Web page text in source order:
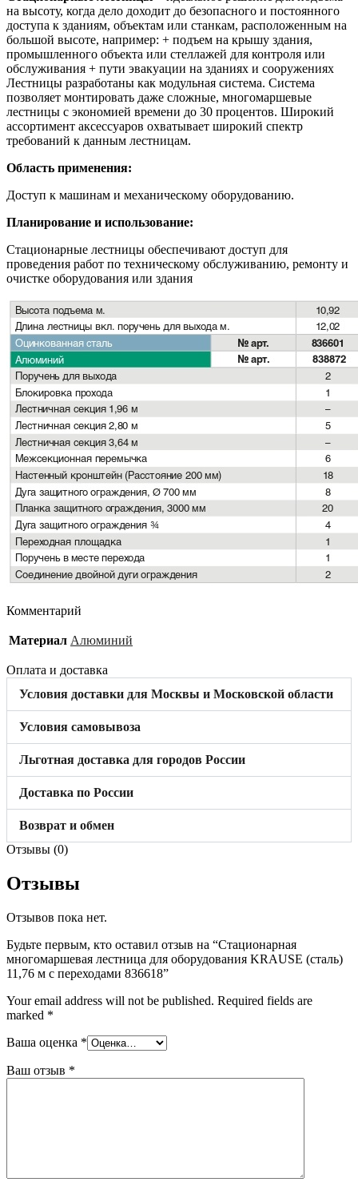
на высоту, когда дело доходит до безопасного и постоянного
доступа к зданиям, объектам или станкам, расположенным на
большой высоте, например: + подъем на крышу здания,
промышленного объекта или стеллажей для контроля или
обслуживания + пути эвакуации на зданиях и сооружениях
Лестницы разработаны как модульная система. Система
позволяет монтировать даже сложные, многомаршевые
лестницы с экономией времени до 30 процентов. Широкий
ассортимент аксессуаров охватывает широкий спектр
требований к данным лестницам.
Область применения:
Доступ к машинам и механическому оборудованию.
Планирование и использование:
Стационарные лестницы обеспечивают доступ для
проведения работ по техническому обслуживанию, ремонту и
очистке оборудования или здания
Комментарий
Материал Алюминий
Оплата и доставка
Условия доставки для Москвы и Московской области
Условия самовывоза
Льготная доставка для городов России
Доставка по России
Возврат и обмен
Отзывы (0)
Отзывы
Отзывов пока нет.
Будьте первым, кто оставил отзыв на “Стационарная
многомаршевая лестница для оборудования KRAUSE (сталь)
11,76 м с переходами 836618”
Your email address will not be published. Required fields are
marked *
Ваша оценка *
Ваш отзыв *